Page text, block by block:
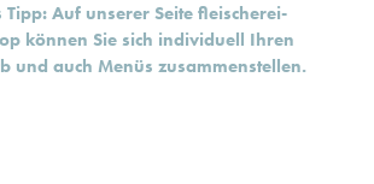
Tipp: Auf unserer Seite fleischerei-
können Sie sich individuell Ihren
und auch Menüs zusammenstellen.